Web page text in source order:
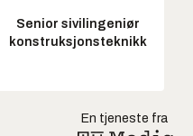
Senior sivilingeniør
konstruksjonsteknikk
En tjeneste fra